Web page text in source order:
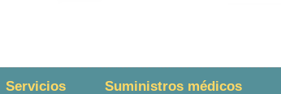
Servicios Suministros médicos